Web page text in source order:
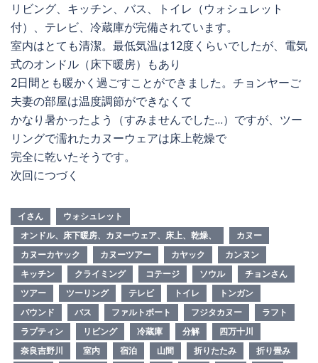
リビング、キッチン、バス、トイレ（ウォシュレット
付）、テレビ、冷蔵庫が完備されています。
室内はとても清潔。最低気温は12度くらいでしたが、電気
式のオンドル（床下暖房）もあり
2日間とも暖かく過ごすことができました。チョンヤーご
夫妻の部屋は温度調節ができなくて
かなり暑かったよう（すみませんでした…）ですが、ツー
リングで濡れたカヌーウェアは床上乾燥で
完全に乾いたそうです。
次回につづく
イさん
ウォシュレット
オンドル、床下暖房、カヌーウェア、床上、乾燥、
カヌー
カヌーカヤック
カヌーツアー カヤック
カンヌン
キッチン
クライミング コテージ ソウル
チョンさん
ツアー
ツーリング テレビ トイレ
トンガン
バウンド
バス ファルトボート フジタカヌー
ラフト
ラプティン
リビング 冷蔵庫 分解
四万十川
奈良吉野川
室内 宿泊 山間 折りたたみ
折り畳み